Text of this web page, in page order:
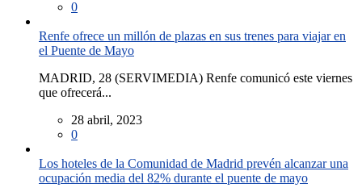
0
Renfe ofrece un millón de plazas en sus trenes para viajar en
el Puente de Mayo
MADRID, 28 (SERVIMEDIA) Renfe comunicó este viernes
que ofrecerá...
28 abril, 2023
0
Los hoteles de la Comunidad de Madrid prevén alcanzar una
ocupación media del 82% durante el puente de mayo